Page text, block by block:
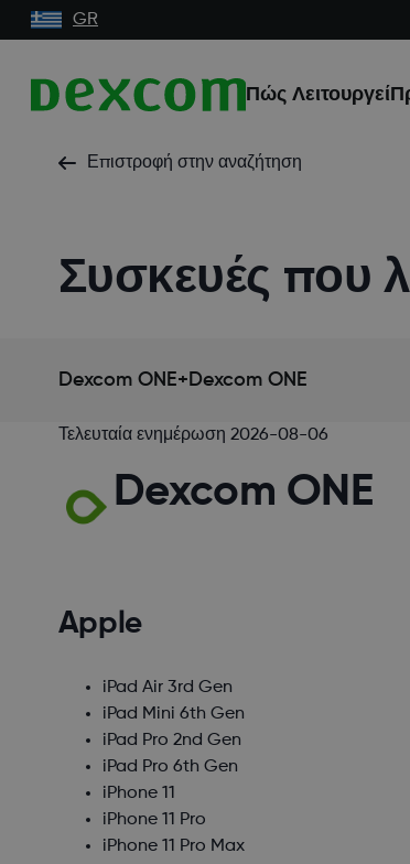
GR
Πώς Λειτουργεί
Επιστροφή στην αναζήτηση
Συσκευές που
Dexcom ONE+ Dexcom ONE
Τελευταία ενημέρωση 2026-08-06
Dexcom ONE
Apple
iPad Air 3rd Gen
iPad Mini 6th Gen
iPad Pro 2nd Gen
iPad Pro 6th Gen
iPhone 11
iPhone 11 Pro
iPhone 11 Pro Max